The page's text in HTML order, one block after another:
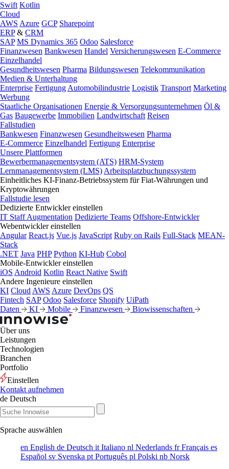
Swift Kotlin
Cloud
AWS Azure GCP Sharepoint
ERP& CRM
SAP MS Dynamics 365 Odoo Salesforce
Finanzwesen Bankwesen Handel Versicherungswesen E-Commerce
Einzelhandel
Gesundheitswesen Pharma Bildungswesen Telekommunikation
Medien & Unterhaltung
Enterprise Fertigung Automobilindustrie Logistik Transport Marketing
Werbung
Staatliche Organisationen Energie & Versorgungsunternehmen Öl &
Gas Baugewerbe Immobilien Landwirtschaft Reisen
Fallstudien
Bankwesen Finanzwesen Gesundheitswesen Pharma
E-Commerce Einzelhandel Fertigung Enterprise
Unsere Plattformen
Bewerbermanagementsystem (ATS) HRM-System
Lernmanagementsystem (LMS) Arbeitsplatzbuchungssystem
Einheitliches KI-Finanz-Betriebssystem für Fiat-Währungen und
Kryptowährungen
Fallstudie lesen
Dedizierte Entwickler einstellen
IT Staff Augmentation Dedizierte Teams Offshore-Entwickler
Webentwickler einstellen
Angular React.js Vue.js JavaScript Ruby on Rails Full-Stack MEAN-
Stack
.NET Java PHP Python KI-Hub Cobol
Mobile-Entwickler einstellen
iOS Android Kotlin React Native Swift
Andere Ingenieure einstellen
KI Cloud AWS Azure DevOps QS
Fintech SAP Odoo Salesforce Shopify UiPath
Daten
KI Mobile Finanzwesen Biowissenschaften
Über uns
Leistungen
Technologien
Branchen
Portfolio
Einstellen
Kontakt aufnehmen
de Deutsch
Sprache auswählen
en English de Deutsch it Italiano nl Nederlands frFrançais es
Español sv Svenska pt Português pl Polski nb Norsk